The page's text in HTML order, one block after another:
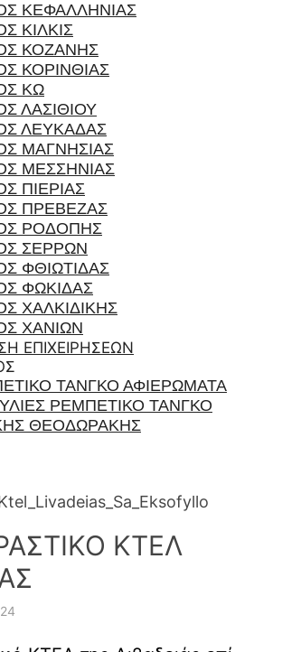
ΚΕΦΑΛΛΗΝΙΑΣ
ΚΙΛΚΙΣ
ΚΟΖΑΝΗΣ
ΚΟΡΙΝΘΙΑΣ
ΚΩ
ΛΑΣΙΘΙΟΥ
ΛΕΥΚΑΔΑΣ
ΜΑΓΝΗΣΙΑΣ
ΜΕΣΣΗΝΙΑΣ
ΠΙΕΡΙΑΣ
ΠΡΕΒΕΖΑΣ
ΡΟΔΟΠΗΣ
ΣΕΡΡΩΝ
ΦΘΙΩΤΙΔΑΣ
ΦΩΚΙΔΑΣ
ΧΑΛΚΙΔΙΚΗΣ
ΧΑΝΙΩΝ
ΕΠΙΧΕΙΡΗΣΕΩΝ
ΤΆΝΓΚΟ ΑΦΙΕΡΏΜΑΤΑ
ΡΕΜΠΈΤΙΚΟ ΤΆΝΓΚΟ
ΘΕΟΔΩΡΑΚΗΣ
ΚΤΕΛ